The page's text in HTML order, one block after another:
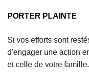
PORTER PLAINTE
Si vos efforts sont
d'engager une action
et celle de votre